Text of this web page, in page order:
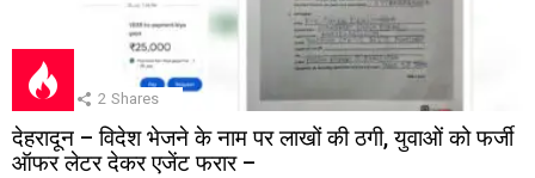
2 Shares
देहरादून – विदेश भेजने के नाम पर लाखों की ठगी, युवाओं को फर्जी
ऑफर लेटर देकर एजेंट फरार –